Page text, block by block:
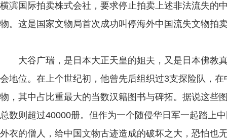
横滨国际拍卖株式会社，要求停止拍卖上述非法流失的
物。这是国家文物局首次成功叫停海外中国流失文物拍
大谷广瑞，是日本大正天皇的姐夫，又是日本佛教
会地位。在上个世纪初，他曾先后组织过3支探险队，
物，其中占比重最大的当数汉籍图书与碑拓。据说这些
总数则超过40000册。但作为一个随侵华日军一起踏上
外衣的僧人，给中国文物古迹造成的破坏之大，恐怕也